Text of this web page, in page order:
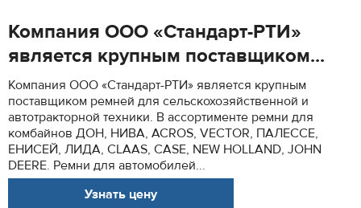
Компания ООО «Стандарт-РТИ»
является крупным поставщиком...
Компания ООО «Стандарт-РТИ» является крупным
поставщиком ремней для сельскохозяйственной и
автотракторной техники. В ассортименте ремни для
комбайнов ДОН, НИВА, ACROS, VECTOR, ПАЛЕССЕ,
ЕНИСЕЙ, ЛИДА, CLAAS, CASE, NEW HOLLAND, JOHN
DEERE. Ремни для автомобилей...
Узнать цену